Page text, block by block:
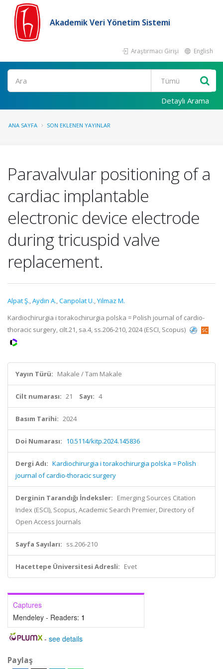
Akademik Veri Yönetim Sistemi
Araştırmacı Girişi English
Ara
Detaylı Arama
ANA SAYFA SON EKLENEN YAYINLAR
Paravalvular positioning of a
cardiac implantable
electronic device electrode
during tricuspid valve
replacement.
Alpat Ş.,Aydin A.,Canpolat U.,Yilmaz M.
Kardiochirurgia i torakochirurgia polska = Polish journal of cardio-
thoracic surgery, cilt.21, sa.4, ss.206-210, 2024 (ESCI, Scopus)
Yayın Türü: Makale / Tam Makale
Cilt numarası: 21 Sayı: 4
Basım Tarihi: 2024
Doi Numarası: 10.5114/kitp.2024.145836
Dergi Adı: Kardiochirurgia i torakochirurgia polska = Polish
journal of cardio-thoracic surgery
Derginin Tarandığı İndeksler: Emerging Sources Citation
Index (ESCI), Scopus, Academic Search Premier, Directory of
Open Access Journals
Sayfa Sayıları: ss.206-210
Hacettepe Üniversitesi Adresli: Evet
Captures
Mendeley - Readers: 1
- see details
Paylaş